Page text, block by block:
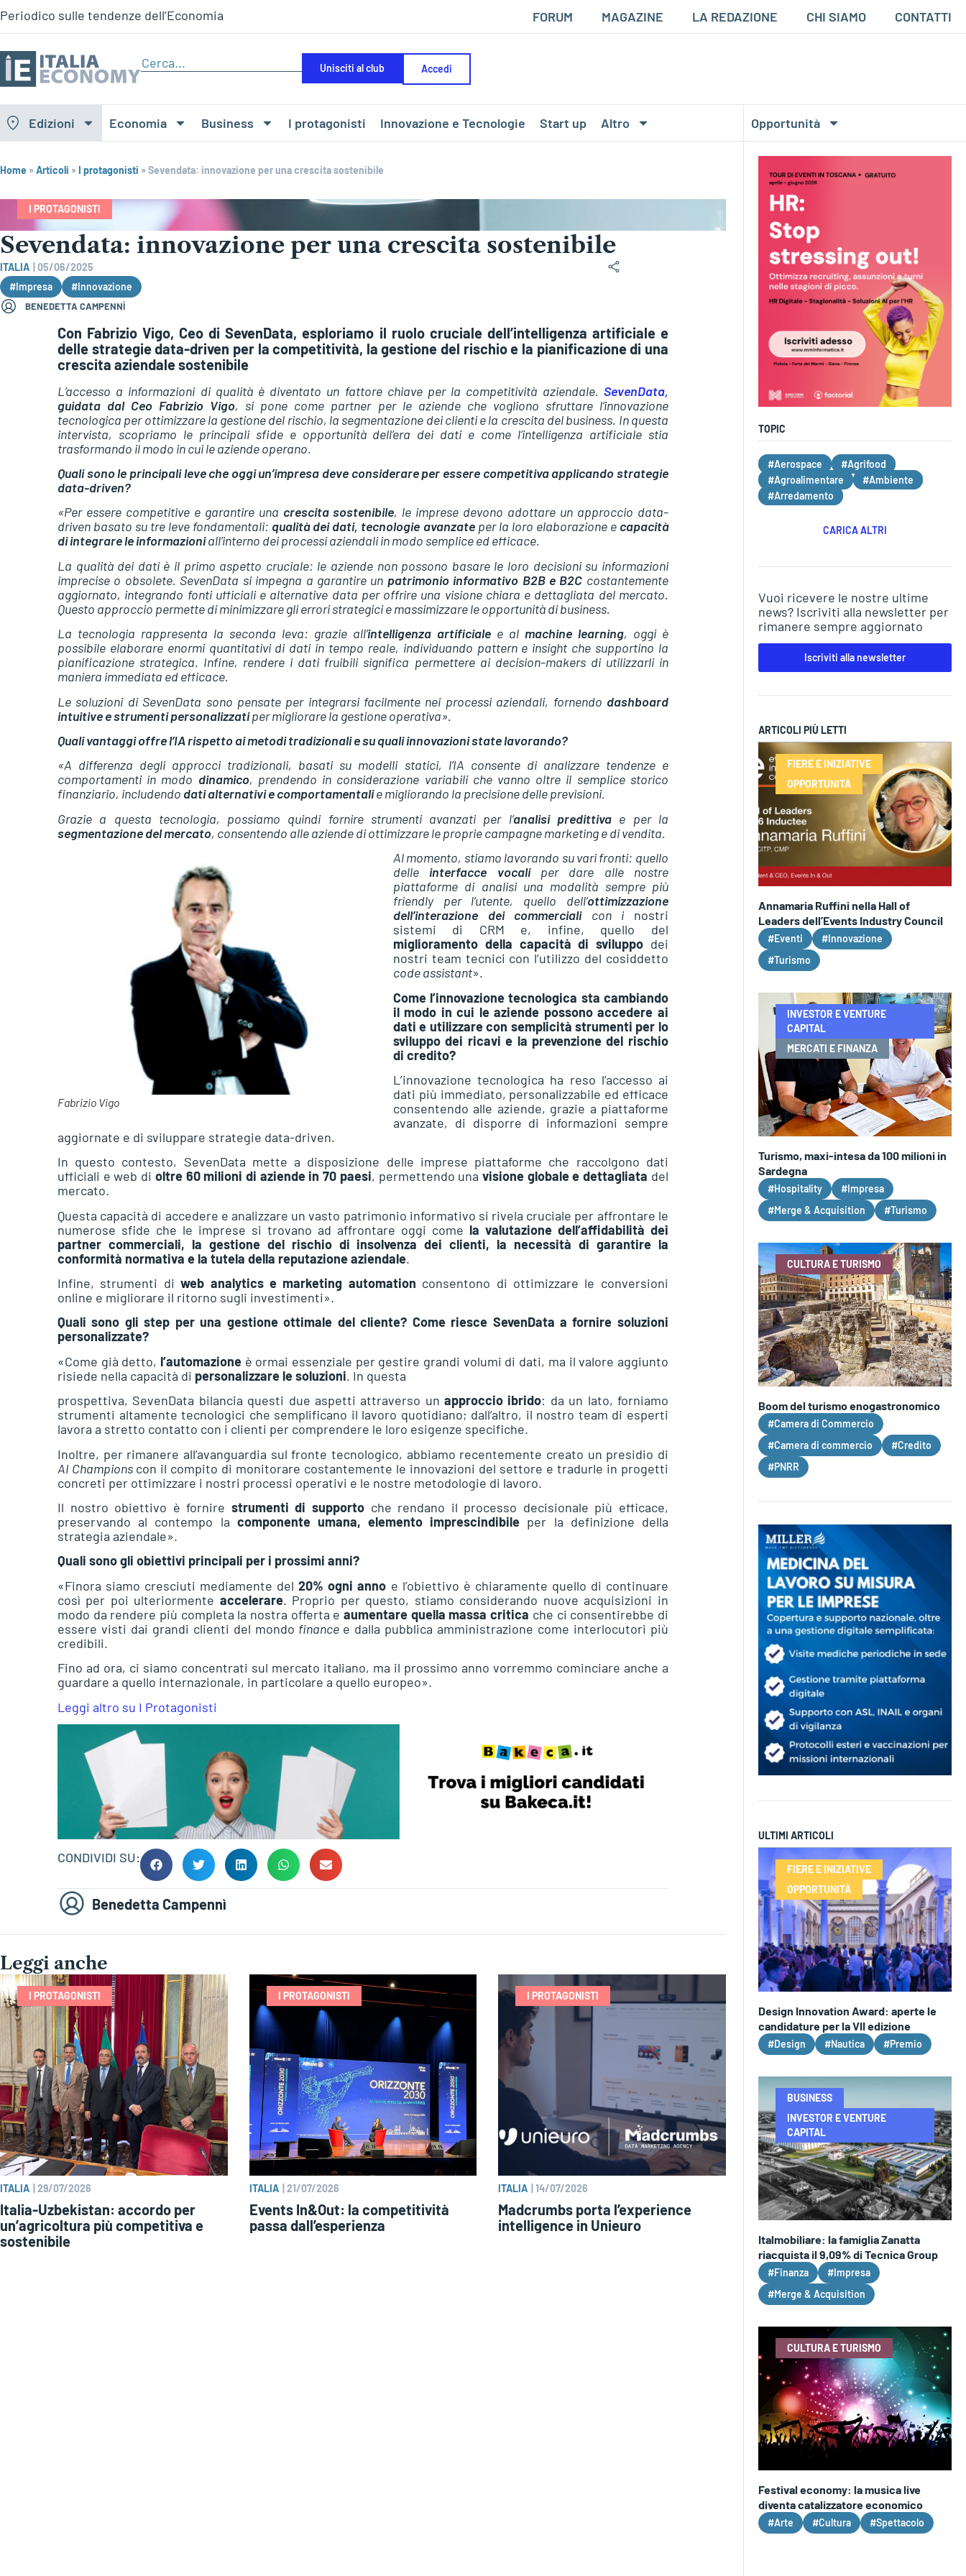
Periodico sulle tendenze dell’Economia FORUM MAGAZINE LA REDAZIONE CHI SIAMO CONTATTI
Unisciti al club Accedi
Edizioni Economia Business I protagonisti Innovazione e Tecnologie Start up Altro Opportunità
Home »Articoli »I protagonisti »Sevendata: innovazione per una crescita sostenibile
I PROTAGONISTI
Sevendata: innovazione per una crescita sostenibile
ITALIA
05/06/2025
#Impresa
#Innovazione
BENEDETTA CAMPENNÌ
Con Fabrizio Vigo, Ceo di SevenData, esploriamo il ruolo cruciale dell’intelligenza artificiale e
delle strategie data-driven per la competitività, la gestione del rischio e la pianificazione di una
crescita aziendale sostenibile
L’accesso a informazioni di qualità è diventato un fattore chiave per la competitività aziendale. SevenData,
guidata dal Ceo Fabrizio Vigo, si pone come partner per le aziende che vogliono sfruttare l’innovazione
tecnologica per ottimizzare la gestione del rischio, la segmentazione dei clienti e la crescita del business. In questa
intervista, scopriamo le principali sfide e opportunità dell’era dei dati e come l’intelligenza artificiale stia
trasformando il modo in cui le aziende operano.
Quali sono le principali leve che oggi un’impresa deve considerare per essere competitiva applicando strategie
data-driven?
«Per essere competitive e garantire una crescita sostenibile, le imprese devono adottare un approccio data-
driven basato su tre leve fondamentali: qualità dei dati, tecnologie avanzate per la loro elaborazione e capacità
di integrare le informazioniall’interno dei processi aziendali in modo semplice ed efficace.
La qualità dei dati è il primo aspetto cruciale: le aziende non possono basare le loro decisioni su informazioni
imprecise o obsolete. SevenData si impegna a garantire un patrimonio informativo B2B e B2C costantemente
aggiornato, integrando fonti ufficiali e alternative data per offrire una visione chiara e dettagliata del mercato.
Questo approccio permette di minimizzare gli errori strategici e massimizzare le opportunità di business.
La tecnologia rappresenta la seconda leva: grazie all’intelligenza artificiale e al machine learning, oggi è
possibile elaborare enormi quantitativi di dati in tempo reale, individuando pattern e insight che supportino la
pianificazione strategica. Infine, rendere i dati fruibili significa permettere ai decision-makers di utilizzarli in
maniera immediata ed efficace.
Le soluzioni di SevenData sono pensate per integrarsi facilmente nei processi aziendali, fornendo dashboard
intuitive e strumenti personalizzatiper migliorare la gestione operativa».
Quali vantaggi offre l’IA rispetto ai metodi tradizionali e su quali innovazioni state lavorando?
«A differenza degli approcci tradizionali, basati su modelli statici, l’IA consente di analizzare tendenze e
comportamenti in modo dinamico, prendendo in considerazione variabili che vanno oltre il semplice storico
finanziario, includendo dati alternativi e comportamentalie migliorando la precisione delle previsioni.
Grazie a questa tecnologia, possiamo quindi fornire strumenti avanzati per l’analisi predittiva e per la
segmentazione del mercato, consentendo alle aziende di ottimizzare le proprie campagne marketing e di vendita.
Fabrizio Vigo
Al momento, stiamo lavorando su vari fronti: quello
delle interfacce vocali per dare alle nostre
piattaforme di analisi una modalità sempre più
friendly per l’utente, quello dell’ottimizzazione
dell’interazione dei commerciali con i nostri
sistemi di CRM e, infine, quello del
miglioramento della capacità di sviluppo dei
nostri team tecnici con l’utilizzo del cosiddetto
code assistant».
Come l’innovazione tecnologica sta cambiando
il modo in cui le aziende possono accedere ai
dati e utilizzare con semplicità strumenti per lo
sviluppo dei ricavi e la prevenzione del rischio
di credito?
L’innovazione tecnologica ha reso l’accesso ai
dati più immediato, personalizzabile ed efficace
consentendo alle aziende, grazie a piattaforme
avanzate, di disporre di informazioni sempre
aggiornate e di sviluppare strategie data-driven.
In questo contesto, SevenData mette a disposizione delle imprese piattaforme che raccolgono dati
ufficiali e web di oltre 60 milioni di aziende in 70 paesi, permettendo unavisione globale e dettagliata del
mercato.
Questa capacità di accedere e analizzare un vasto patrimonio informativo si rivela cruciale per affrontare le
numerose sfide che le imprese si trovano ad affrontare oggi come la valutazione dell’affidabilità dei
partner commerciali, la gestione del rischio di insolvenza dei clienti, la necessità di garantire la
conformità normativa e la tutela della reputazione aziendale.
Infine, strumenti diweb analytics e marketing automation consentono di ottimizzare le conversioni
online e migliorare il ritorno sugli investimenti».
Quali sono gli step per una gestione ottimale del cliente? Come riesce SevenData a fornire soluzioni
personalizzate?
«Come già detto, l’automazione è ormai essenziale per gestire grandi volumi di dati, ma il valore aggiunto
risiede nella capacità di personalizzare le soluzioni. In questa
prospettiva, SevenData bilancia questi due aspetti attraverso un approccio ibrido: da un lato, forniamo
strumenti altamente tecnologici che semplificano il lavoro quotidiano; dall’altro, il nostro team di esperti
lavora a stretto contatto con i clienti per comprendere le loro esigenze specifiche.
Inoltre, per rimanere all’avanguardia sul fronte tecnologico, abbiamo recentemente creato un presidio di
AI Champions con il compito di monitorare costantemente le innovazioni del settore e tradurle in progetti
concreti per ottimizzare i nostri processi operativi e le nostre metodologie di lavoro.
Il nostro obiettivo è fornire strumenti di supporto che rendano il processo decisionale più efficace,
preservando al contempo la componente umana, elemento imprescindibile per la definizione della
strategia aziendale».
Quali sono gli obiettivi principali per i prossimi anni?
«Finora siamo cresciuti mediamente del20% ogni anno e l’obiettivo è chiaramente quello di continuare
così per poi ulteriormente accelerare. Proprio per questo, stiamo considerando nuove acquisizioni in
modo da rendere più completa la nostra offerta eaumentare quella massa critica che ci consentirebbe di
essere visti dai grandi clienti del mondo finance e dalla pubblica amministrazione come interlocutori più
credibili.
Fino ad ora, ci siamo concentrati sul mercato italiano, ma il prossimo anno vorremmo cominciare anche a
guardare a quello internazionale, in particolare a quello europeo».
Leggi altro su I Protagonisti
CONDIVIDI SU:
Benedetta Campennì
Leggi anche
I PROTAGONISTI
ITALIA 29/07/2026
Italia-Uzbekistan: accordo per
un’agricoltura più competitiva e
sostenibile
I PROTAGONISTI
ITALIA 21/07/2026
Events In&Out: la competitività
passa dall’esperienza
I PROTAGONISTI
ITALIA |14/07/2026
Madcrumbs porta l’experience
intelligence in Unieuro
TOPIC
#Aerospace
#Agrifood
#Agroalimentare
#Ambiente
#Arredamento
CARICA ALTRI
Vuoi ricevere le nostre ultime
news? Iscriviti alla newsletter per
rimanere sempre aggiornato
Iscriviti alla newsletter
ARTICOLI PIÙ LETTI
FIERE E INIZIATIVE
OPPORTUNITÀ
Annamaria Ruffini nella Hall of
Leaders dell’Events Industry Council
#Eventi
#Innovazione
#Turismo
INVESTOR E VENTURE
CAPITAL
MERCATI E FINANZA
Turismo, maxi-intesa da 100 milioni in
Sardegna
#Hospitality
#Impresa
#Merge & Acquisition
#Turismo
CULTURA E TURISMO
Boom del turismo enogastronomico
#Camera di Commercio
#Camera di commercio
#Credito
#PNRR
ULTIMI ARTICOLI
FIERE E INIZIATIVE
OPPORTUNITÀ
Design Innovation Award: aperte le
candidature per la VII edizione
#Design #Nautica #Premio
BUSINESS
INVESTOR E VENTURE
CAPITAL
Italmobiliare: la famiglia Zanatta
riacquista il 9,09% di Tecnica Group
#Finanza
#Impresa
#Merge & Acquisition
CULTURA E TURISMO
Festival economy: la musica live
diventa catalizzatore economico
#Arte #Cultura #Spettacolo